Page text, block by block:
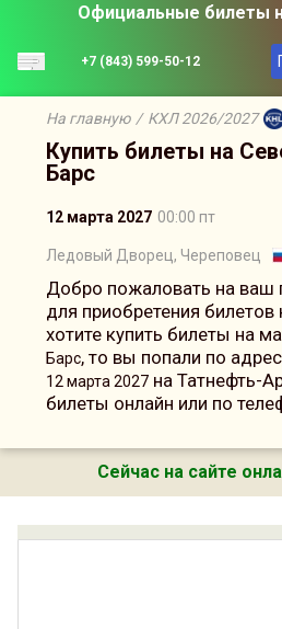
Официальные билеты
+7 (843) 599-50-12
На главную / КХЛ 2026/2027
Купить билеты на
Барс
12 марта 2027 00:00 пт
Ледовый Дворец, Череповец
Добро пожаловать на ваш
для приобретения билетов
хотите купить билеты на
Барс, то вы попали по
12 марта 2027 на Татнефть-
билеты онлайн или по
Сейчас на сайте